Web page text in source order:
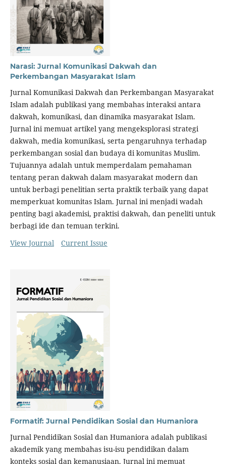
Narasi: Jurnal Komunikasi Dakwah dan
Perkembangan Masyarakat Islam
Jurnal Komunikasi Dakwah dan Perkembangan Masyarakat
Islam adalah publikasi yang membahas interaksi antara
dakwah, komunikasi, dan dinamika masyarakat Islam.
Jurnal ini memuat artikel yang mengeksplorasi strategi
dakwah, media komunikasi, serta pengaruhnya terhadap
perkembangan sosial dan budaya di komunitas Muslim.
Tujuannya adalah untuk memperdalam pemahaman
tentang peran dakwah dalam masyarakat modern dan
untuk berbagi penelitian serta praktik terbaik yang dapat
memperkuat komunitas Islam. Jurnal ini menjadi wadah
penting bagi akademisi, praktisi dakwah, dan peneliti untuk
berbagi ide dan temuan terkini.
View Journal
Current Issue
Formatif: Jurnal Pendidikan Sosial dan Humaniora
Jurnal Pendidikan Sosial dan Humaniora adalah publikasi
akademik yang membahas isu-isu pendidikan dalam
konteks sosial dan kemanusiaan. Jurnal ini memuat